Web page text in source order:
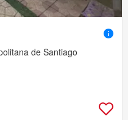
de Santiago